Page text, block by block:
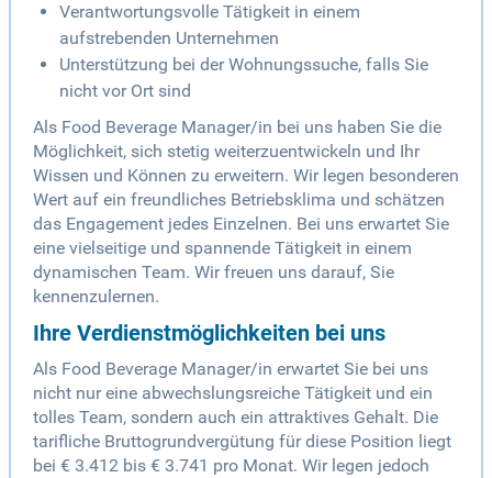
Verantwortungsvolle Tätigkeit in einem
aufstrebenden Unternehmen
Unterstützung bei der Wohnungssuche, falls Sie
nicht vor Ort sind
Als Food Beverage Manager/in bei uns haben Sie die
Möglichkeit, sich stetig weiterzuentwickeln und Ihr
Wissen und Können zu erweitern. Wir legen besonderen
Wert auf ein freundliches Betriebsklima und schätzen
das Engagement jedes Einzelnen. Bei uns erwartet Sie
eine vielseitige und spannende Tätigkeit in einem
dynamischen Team. Wir freuen uns darauf, Sie
kennenzulernen.
Ihre Verdienstmöglichkeiten bei uns
Als Food Beverage Manager/in erwartet Sie bei uns
nicht nur eine abwechslungsreiche Tätigkeit und ein
tolles Team, sondern auch ein attraktives Gehalt. Die
tarifliche Bruttogrundvergütung für diese Position liegt
bei € 3.412 bis € 3.741 pro Monat. Wir legen jedoch